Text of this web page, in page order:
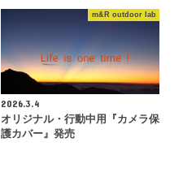
m&R outdoor lab
2026.3.4
オリジナル・行動中用『カメラ保
護カバー』発売